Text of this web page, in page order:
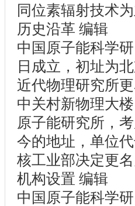
同位素辐射技术
历史沿革 编辑
中国原子能科学
日成立，初址为
近代物理研究所
中关村新物理大
原子能研究所，
今的地址，单位
核工业部决定更
机构设置 编辑
中国原子能科学